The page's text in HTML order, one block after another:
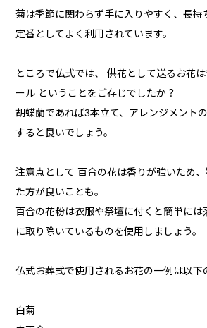
菊は季節に関わらず手に入りやすく、長持
定番としてよく利用されています。
ところで仏式では、 供花として送るお花
ール ということをご存じでしたか？
胡蝶蘭であれば3本立て、アレンジメント
すると良いでしょう。
注意点として 百合の花は香りが強いため
た方が良いことも。
百合の花粉は衣服や祭壇に付くと簡単には
に取り除いているものを使用しましょう。
仏式お葬式で使用されるお花の一例は以下
白菊